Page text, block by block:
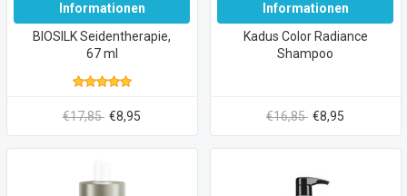
Informationen
BIOSILK Seidentherapie,
67 ml
€17,85 €8,95
Informationen
Kadus Color Radiance
Shampoo
€16,85 €8,95